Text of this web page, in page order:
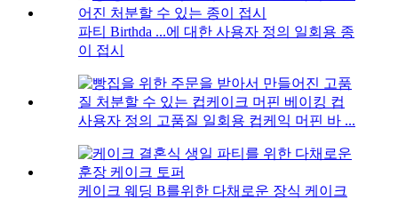
파티 Birthda ...에 대한 사용자 정의 일회용 종
이 접시
사용자 정의 고품질 일회용 컵케익 머핀 바 ...
케이크 웨딩 B를위한 다채로운 장식 케이크